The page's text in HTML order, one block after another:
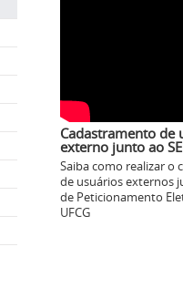
Cadastramento de
externo junto ao
Saiba como realizar o
de usuários externos
de Peticionamento
UFCG